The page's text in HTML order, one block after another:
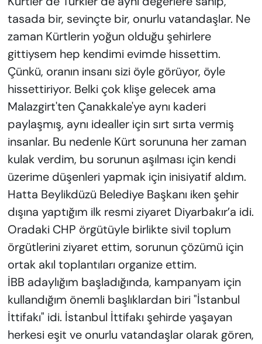
tasada bir, sevinçte bir, onurlu vatandaşlar. Ne
zaman Kürtlerin yoğun olduğu şehirlere
gittiysem hep kendimi evimde hissettim.
Çünkü, oranın insanı sizi öyle görüyor, öyle
hissettiriyor. Belki çok klişe gelecek ama
Malazgirt'ten Çanakkale'ye aynı kaderi
paylaşmış, aynı idealler için sırt sırta vermiş
insanlar. Bu nedenle Kürt sorununa her zaman
kulak verdim, bu sorunun aşılması için kendi
üzerime düşenleri yapmak için inisiyatif aldım.
Hatta Beylikdüzü Belediye Başkanı iken şehir
dışına yaptığım ilk resmi ziyaret Diyarbakır’a idi.
Oradaki CHP örgütüyle birlikte sivil toplum
örgütlerini ziyaret ettim, sorunun çözümü için
ortak akıl toplantıları organize ettim.
İBB adaylığım başladığında, kampanyam için
kullandığım önemli başlıklardan biri "İstanbul
İttifakı" idi. İstanbul İttifakı şehirde yaşayan
herkesi eşit ve onurlu vatandaşlar olarak gören,